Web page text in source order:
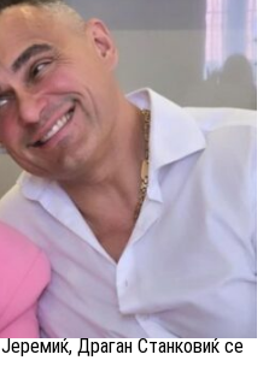
Драган Станковиќ се